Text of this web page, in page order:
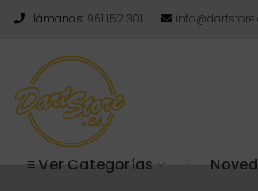
Llámanos: 961 152 301
≡ Ver Categorías